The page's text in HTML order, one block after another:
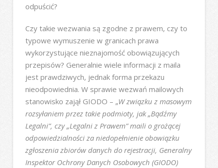
odpuścić?
Czy takie wezwania są zgodne z prawem, czy to
typowe wymuszenie w granicach prawa
wykorzystujące nieznajomość obowiązujących
przepisów? Generalnie wiele informacji z maila
jest prawdziwych, jednak forma przekazu
nieodpowiednia. W sprawie wezwań mailowych
stanowisko zajął GIODO – „W związku z masowym
rozsyłaniem przez takie podmioty, jak „Bądźmy
Legalni”, czy „Legalni z Prawem” maili o grożącej
odpowiedzialności za niedopełnienie obowiązku
zgłoszenia zbiorów danych do rejestracji, Generalny
Inspektor Ochrony Danych Osobowych (GIODO)